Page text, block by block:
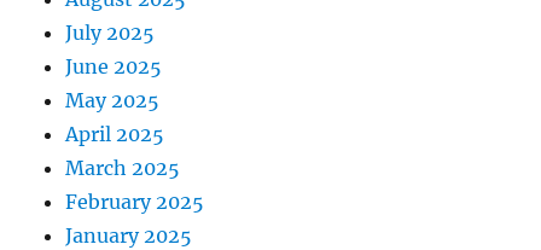
July 2025
June 2025
May 2025
April 2025
March 2025
February 2025
January 2025